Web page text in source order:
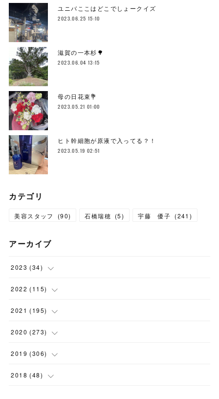
ユニバここはどこでしょークイズ
2023.06.25 15:10
滋賀の一本杉🌳
2023.06.04 13:15
母の日花束💐
2023.05.21 01:00
ヒト幹細胞が原液で入ってる？！
2023.05.19 02:51
カテゴリ
美容スタッフ (90) 石橋瑞穂 (5) 宇藤 優子 (241 )
アーカイブ
2023 (34)
( 1 )
(2)
(3)
( 6 )
2022 (115)
(8)
(7)
(8)
( 7 )
2021 (195)
(14)
(9)
(11
2020 (273)
(29)
(21
2019 (306)
(22
2018 (48)